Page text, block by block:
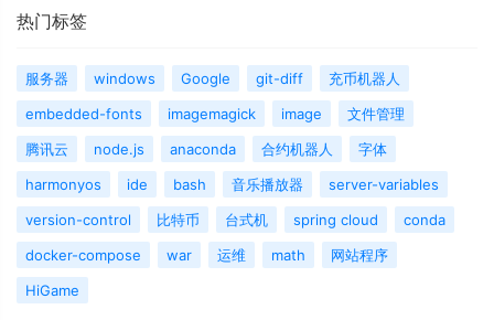
热门标签
服务器 windows Google git-diff
充币机器人
embedded-fonts
imagemagick image
文件管理
腾讯云
node.js anaconda 合约机器人
字体
harmonyos
ide bash 音乐播放器
server-variables
version-control
比特币 台式机 spring cloud
conda
docker-compose
war 运维 math
网站程序
HiGame